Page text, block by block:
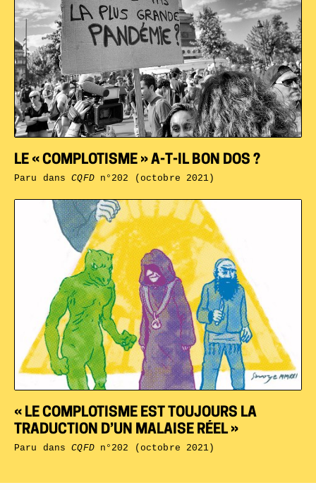
« LE COMPLOTISME EST TOUJOURS LA
TRADUCTION D’UN MALAISE RÉEL »
Paru dansCQFDn°202 (octobre 2021)
LE « COMPLOTISME » A-T-IL BON DOS ?
Paru dansCQFDn°202 (octobre 2021)